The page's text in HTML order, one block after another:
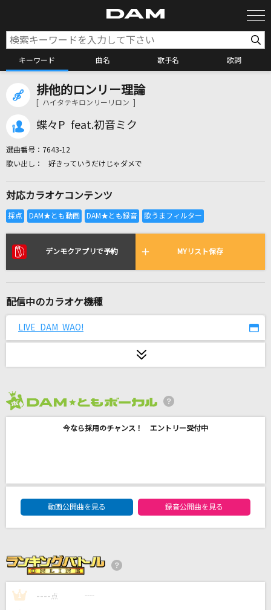
キーワード 曲名 歌手名 歌詞
カラオケ検索
全国りれき
リアルタイムで歌われている曲の一覧
ultra soul
[生音]恥ずかしいか青春は
Be Starters!(TVサイズ)
えいぷ
フレンズ
排他的ロンリー理論
[ ハイタテキロンリーリロン ]
蝶々P feat.初音ミク
選曲番号： 7643-12
好きっていうだけじゃダメで
対応カラオケコンテンツ
デンモクアプリで予約 MYリスト保存
配信中のカラオケ機種
LIVE DAM WAO!
今なら採用のチャンス！ エントリー受付中
DAM★ともボーカルエントリーランキング
動画公開曲を見る
録音公開曲を見る
1 ---- 点 ----